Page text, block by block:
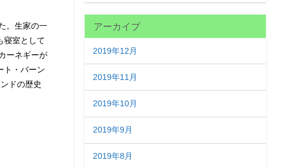
。生家の一
寝室として
ーネギーが
ト・バーン
ドの歴史
アーカイブ
2019年12月
2019年11月
2019年10月
2019年9月
2019年8月